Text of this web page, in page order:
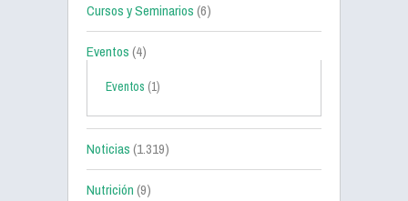
Cursos y Seminarios(6)
Eventos(4)
Eventos (1)
Noticias(1.319)
Nutrición(9)